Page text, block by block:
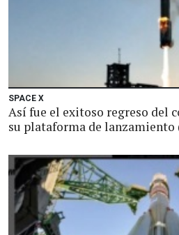
SPACE X
Así fue el exitoso regreso del
su plataforma de lanzamiento